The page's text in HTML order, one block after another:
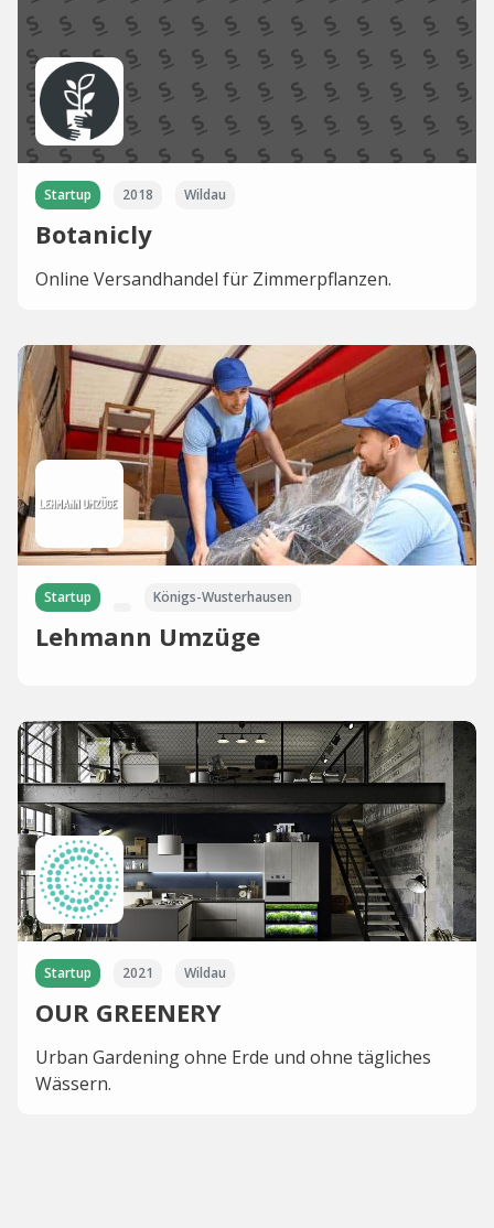
Startup 2018 Wildau
Botanicly
Online Versandhandel für Zimmerpflanzen.
Startup Königs-Wusterhausen
Lehmann Umzüge
Startup 2021 Wildau
OUR GREENERY
Urban Gardening ohne Erde und ohne tägliches
Wässern.